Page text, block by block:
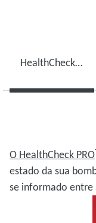
HealthCheck PROᵀᴹ
O HealthCheck PRO
estado da sua
se informado entre